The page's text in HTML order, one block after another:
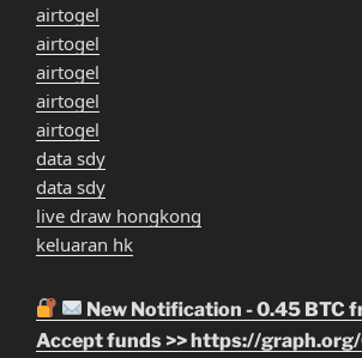
airtogel
airtogel
airtogel
airtogel
airtogel
data sdy
data sdy
live draw hongkong
keluaran hk
New Notification - 0.45 BTC
Accept funds >> https://